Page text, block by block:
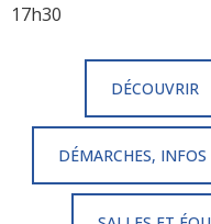
17h30
DÉCOUVRIR
DÉMARCHES,